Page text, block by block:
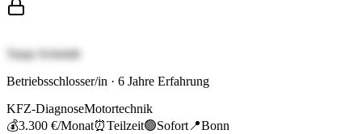
Tanja Schmidt
Betriebsschlosser/in · 6 Jahre Erfahrung
KFZ-DiagnoseMotortechnik
💰3.300 €/Monat⏰Teilzeit🟢Sofort 📍Bonn